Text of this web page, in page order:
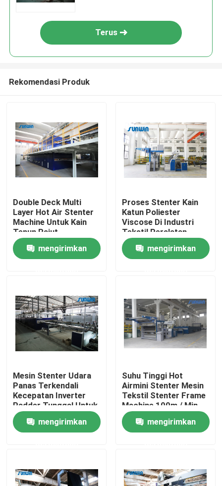
Rumah
Tentang kita
Kontak
Mesin Stenter Tekstil
Mesin Stenter Kain
Mesin Pengering Tekstil
Mesin Finishing Tekstil
Terus
Rekomendasi Produk
Double Deck Multi
Layer Hot Air Stenter
Machine Untuk Kain
Tenun Rajut
mengirimkan
Proses Stenter Kain
Katun Poliester
Viscose Di Industri
Tekstil Peralatan
Finishing Tekstil
mengirimkan
Mesin Stenter Udara
Panas Terkendali
Kecepatan Inverter
Padder Tunggal Untuk
Kain Rajut Warp
mengirimkan
Suhu Tinggi Hot
Airmini Stenter Mesin
Tekstil Stenter Frame
Machine 100m / Min
mengirimkan